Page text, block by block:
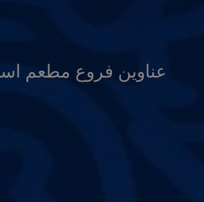
عناوين فروع مطعم